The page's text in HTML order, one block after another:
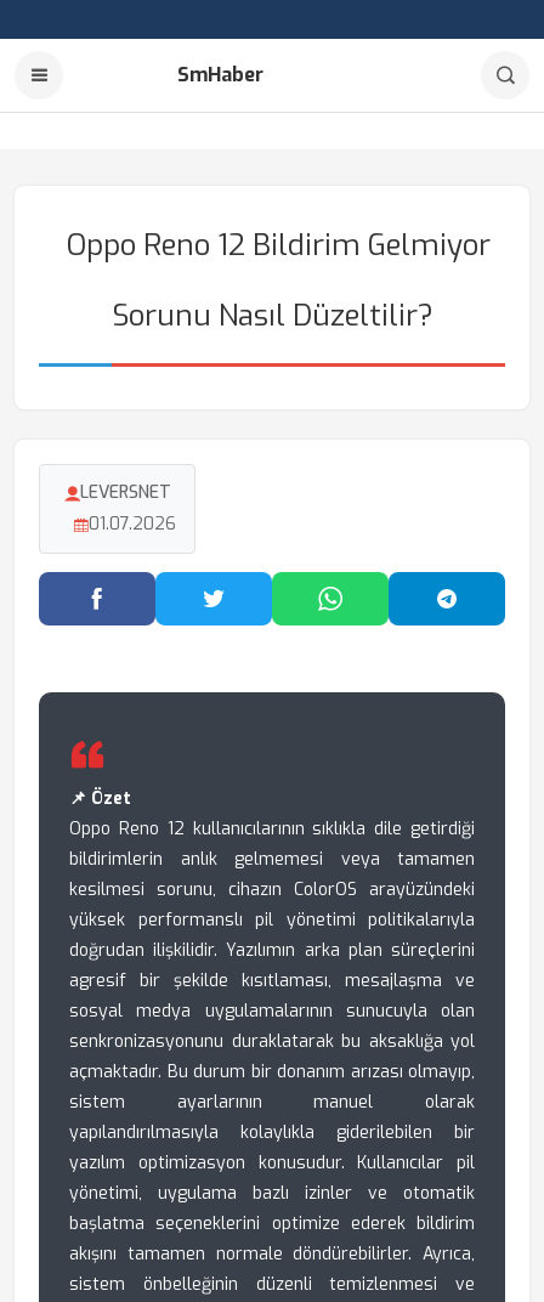
SmHaber
Oppo Reno 12 Bildirim Gelmiyor
Sorunu Nasıl Düzeltilir?
LEVERSNET
01.07.2026
Facebook'ta PaylaşTwitter'da PaylaşWhatsApp'ta Paylaş
📌 Özet
Oppo Reno 12 kullanıcılarının sıklıkla dile getirdiği
bildirimlerin anlık gelmemesi veya tamamen
kesilmesi sorunu, cihazın ColorOS arayüzündeki
yüksek performanslı pil yönetimi politikalarıyla
doğrudan ilişkilidir. Yazılımın arka plan süreçlerini
agresif bir şekilde kısıtlaması, mesajlaşma ve
sosyal medya uygulamalarının sunucuyla olan
senkronizasyonunu duraklatarak bu aksaklığa yol
açmaktadır. Bu durum bir donanım arızası olmayıp,
sistem ayarlarının manuel olarak
yapılandırılmasıyla kolaylıkla giderilebilen bir
yazılım optimizasyon konusudur. Kullanıcılar pil
yönetimi, uygulama bazlı izinler ve otomatik
başlatma seçeneklerini optimize ederek bildirim
akışını tamamen normale döndürebilirler. Ayrıca,
sistem önbelleğinin düzenli temizlenmesi ve